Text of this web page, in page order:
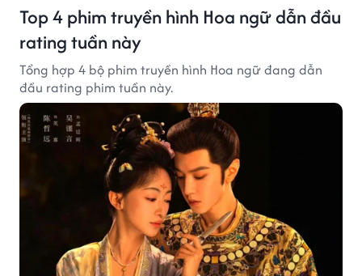
Top 4 phim truyền hình Hoa ngữ dẫn đầu
rating tuần này
Tổng hợp 4 bộ phim truyền hình Hoa ngữ đang dẫn
đầu rating phim tuần này.